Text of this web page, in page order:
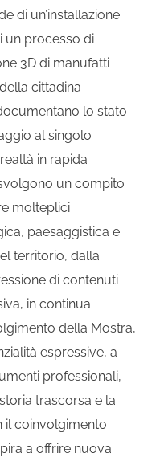
di un’installazione
un processo di
3D di manufatti
cittadina
lo stato
al singolo
in rapida
un compito
molteplici
paesaggistica e
territorio, dalla
di contenuti
in continua
della Mostra,
espressive, a
professionali,
trascorsa e la
il coinvolgimento
a offrire nuova